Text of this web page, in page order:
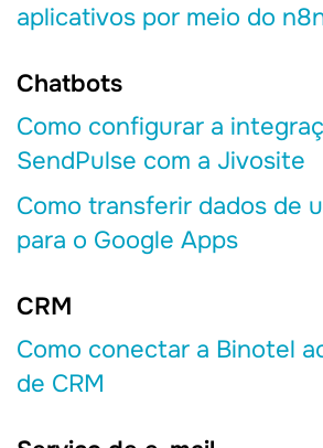
aplicativos por meio do
Chatbots
Como configurar a
SendPulse com a Jivosite
Como transferir dados de
para o Google Apps
CRM
Como conectar a Binotel
de CRM